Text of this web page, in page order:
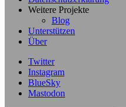
Weitere Projekte
Blog
Unterstützen
Über
Twitter
Instagram
BlueSky
Mastodon